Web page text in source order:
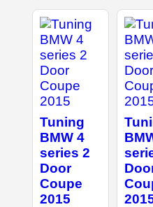
Tuning
BMW 4
series 2
Door
Coupe
2015